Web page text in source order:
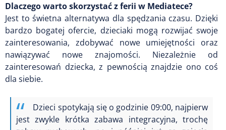
Dlaczego warto skorzystać z ferii w Mediatece?
Jest to świetna alternatywa dla spędzania czasu. Dzięki
bardzo bogatej ofercie, dzieciaki mogą rozwijać swoje
zainteresowania, zdobywać nowe umiejętności oraz
nawiązywać nowe znajomości. Niezależnie od
zainteresowań dziecka, z pewnością znajdzie ono coś
dla siebie.
Dzieci spotykają się o godzinie 09:00, najpierw
jest zwykle krótka zabawa integracyjna, trochę